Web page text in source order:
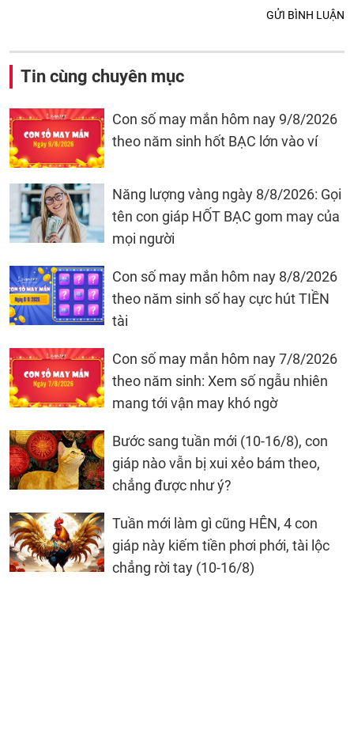
GỬI BÌNH LUẬN
Tin cùng chuyên mục
Con số may mắn hôm nay 9/8/2026
theo năm sinh hốt BẠC lớn vào ví
Năng lượng vàng ngày 8/8/2026: Gọi
tên con giáp HỐT BẠC gom may của
mọi người
Con số may mắn hôm nay 8/8/2026
theo năm sinh số hay cực hút TIỀN
tài
Con số may mắn hôm nay 7/8/2026
theo năm sinh: Xem số ngẫu nhiên
mang tới vận may khó ngờ
Bước sang tuần mới (10-16/8), con
giáp nào vẫn bị xui xẻo bám theo,
chẳng được như ý?
Tuần mới làm gì cũng HÊN, 4 con
giáp này kiếm tiền phơi phới, tài lộc
chẳng rời tay (10-16/8)